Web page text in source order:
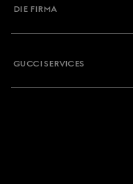
DIE FIRMA
GUCCI SERVICES